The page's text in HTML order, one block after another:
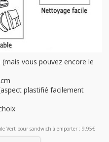
vous pouvez encore le
plastifié facilement
Vert pour sandwich à emporter : 9.95€